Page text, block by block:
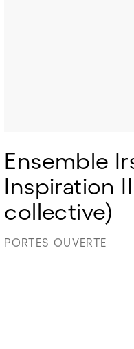
Ensemble
Inspiration
collective)
PORTES OUVERTE